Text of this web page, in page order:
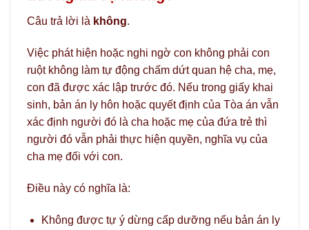
Câu trả lời là không.
Việc phát hiện hoặc nghi ngờ con không phải con
ruột không làm tự động chấm dứt quan hệ cha, mẹ,
con đã được xác lập trước đó. Nếu trong giấy khai
sinh, bản án ly hôn hoặc quyết định của Tòa án vẫn
xác định người đó là cha hoặc mẹ của đứa trẻ thì
người đó vẫn phải thực hiện quyền, nghĩa vụ của
cha mẹ đối với con.
Điều này có nghĩa là:
Không được tự ý dừng cấp dưỡng nếu bản án ly